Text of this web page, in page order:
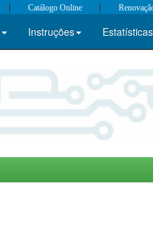
| Catálogo Online |
Instruções Estatísticas